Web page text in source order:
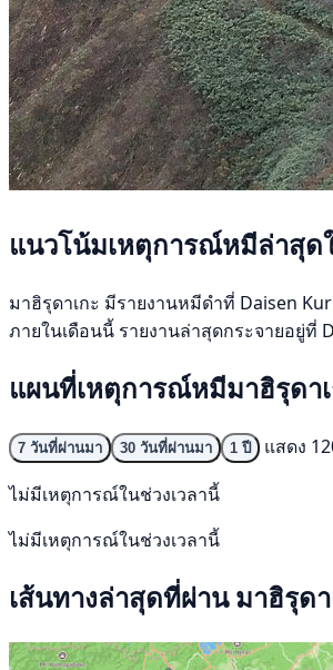
แนวโน้มเหตุการณ์หมีล่าสุด
มาฮิรุดาเกะ มีรายงานหมีดำที่ Daisen
ภายในเดือนนี้ รายงานล่าสุดกระจายอยู่ที่
แผนที่เหตุการณ์หมีมาฮิรุดา
7 วันที่ผ่านมา 30 วันที่ผ่านมา 1 ปี
แสดง
ไม่มีเหตุการณ์ในช่วงเวลานี้
ไม่มีเหตุการณ์ในช่วงเวลานี้
เส้นทางล่าสุดที่ผ่าน มาฮิรุดา